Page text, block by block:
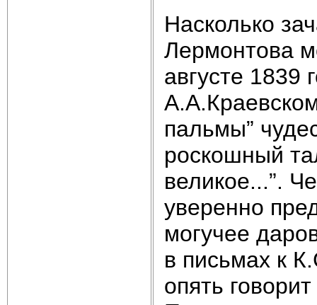
Насколько
Лермонтова
августе 1839
пальмы”
роскошный
великое...”.
уверенно
могучее
в письмах к
опять